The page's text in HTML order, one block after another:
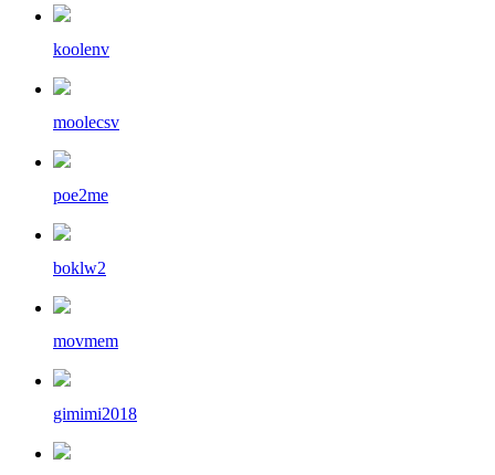
koolenv
moolecsv
poe2me
boklw2
movmem
gimimi2018